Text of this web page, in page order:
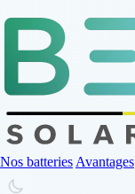
Nos batteries Avantages